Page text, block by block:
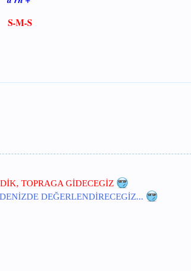
S-M-S​
TOPRAGA GİDECEGİZ
DEĞERLENDİRECEGİZ...